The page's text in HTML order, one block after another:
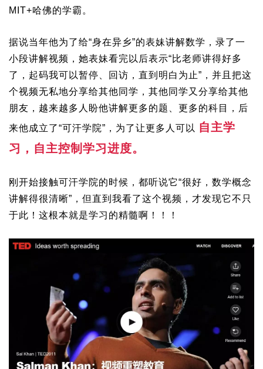
MIT+哈佛的学霸。
据说当年他为了给“身在异乡”的表妹讲解数学，录了一
小段讲解视频，她表妹看完以后表示“比老师讲得好多
了，起码我可以暂停、回访，直到明白为止”，并且把这
个视频无私地分享给其他同学，其他同学又分享给其他
朋友，越来越多人盼他讲解更多的题、更多的科目，后
来他成立了“可汗学院”，为了让更多人可以 自主学
习，自主控制学习进度。
刚开始接触可汗学院的时候，都听说它“很好，数学概念
讲解得很清晰”，但直到我看了这个视频，才发现它不只
于此！这根本就是学习的精髓啊！！！